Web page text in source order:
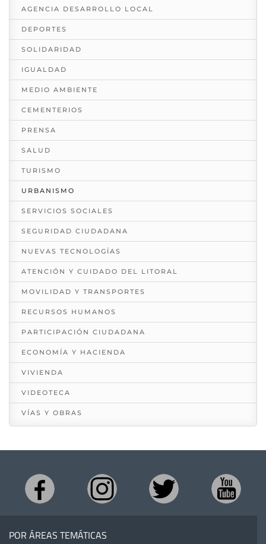
AGENCIA DESARROLLO LOCAL
DEPORTES
SOLIDARIDAD
IGUALDAD
MEDIO AMBIENTE
CEMENTERIOS
PRENSA
SALUD
TURISMO
URBANISMO
SERVICIOS SOCIALES
SEGURIDAD CIUDADANA
NUEVAS TECNOLOGÍAS
ATENCIÓN Y CUIDADO DEL LITORAL
MOVILIDAD Y TRANSPORTES
RECURSOS HUMANOS
PARTICIPACIÓN CIUDADANA
ECONOMÍA Y HACIENDA
VIVIENDA
VIDEOTECA
VÍAS Y OBRAS
POR ÁREAS TEMÁTICAS